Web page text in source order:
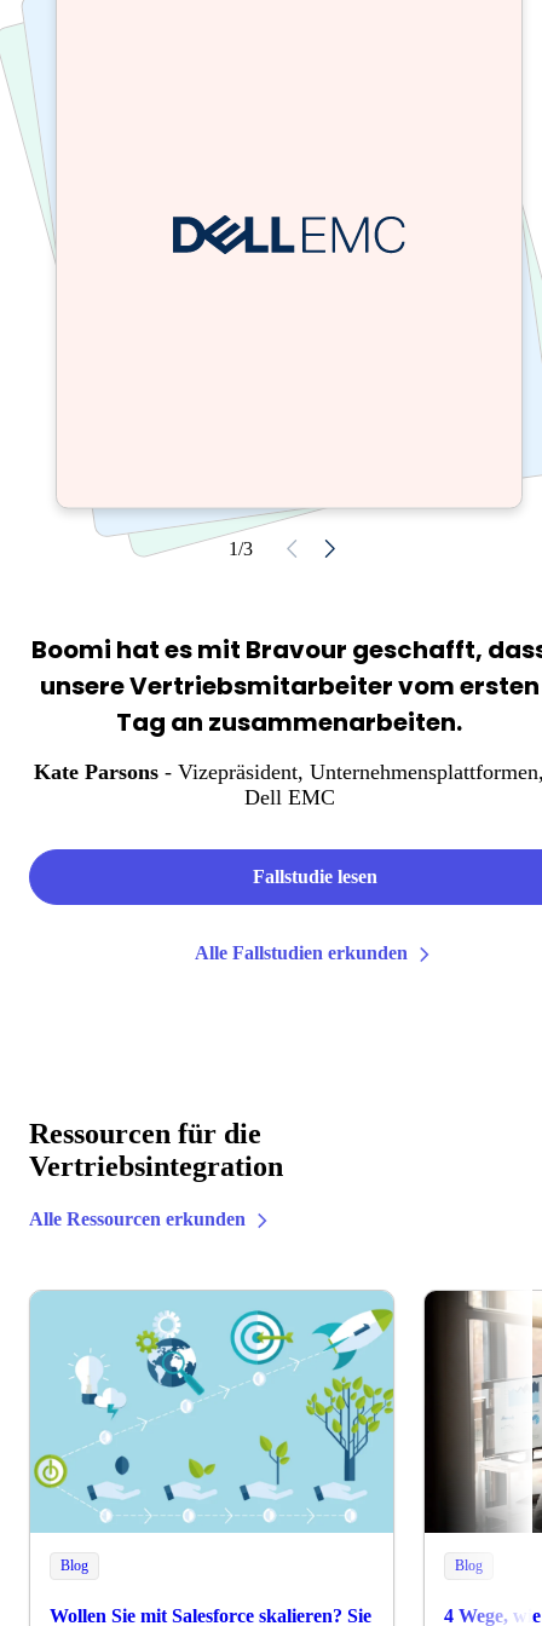
1/3
Boomi hat es mit Bravour geschafft,
unsere Vertriebsmitarbeiter vom ersten
Tag an zusammenarbeiten.
Kate Parsons - Vizepräsident, Unternehmensplattformen
Dell EMC
Fallstudie lesen
Alle Fallstudien erkunden
Ressourcen für die
Vertriebsintegration
Alle Ressourcen erkunden
Blog
Wollen Sie mit Salesforce skalieren? Sie
Blog
4 Wege,